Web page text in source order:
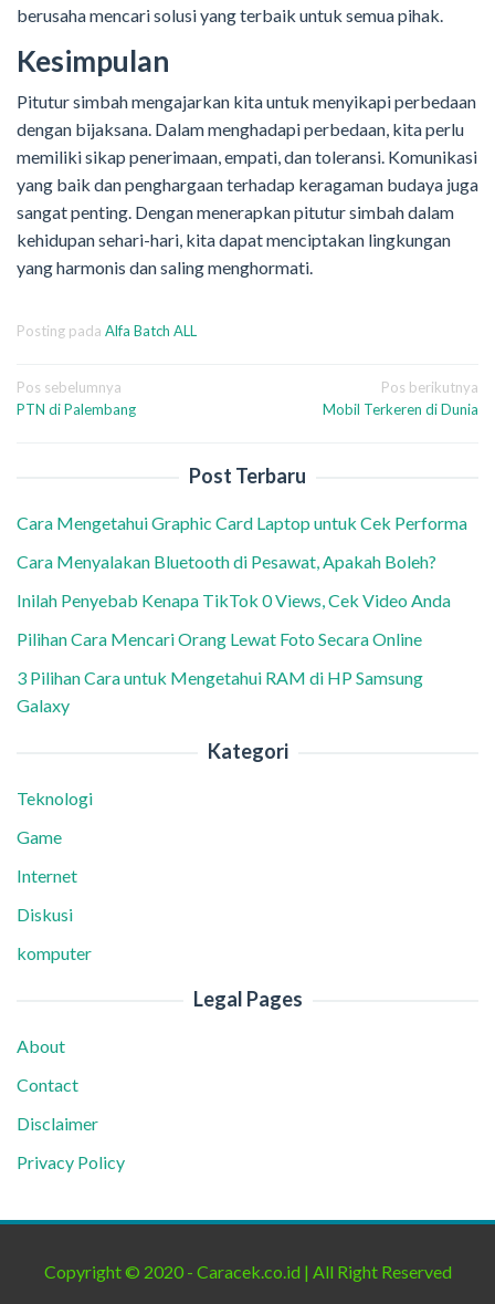
berusaha mencari solusi yang terbaik untuk semua pihak.
Kesimpulan
Pitutur simbah mengajarkan kita untuk menyikapi perbedaan
dengan bijaksana. Dalam menghadapi perbedaan, kita perlu
memiliki sikap penerimaan, empati, dan toleransi. Komunikasi
yang baik dan penghargaan terhadap keragaman budaya juga
sangat penting. Dengan menerapkan pitutur simbah dalam
kehidupan sehari-hari, kita dapat menciptakan lingkungan
yang harmonis dan saling menghormati.
Posting pada Alfa Batch ALL
Navigasi
pos
Pos sebelumnya
PTN di Palembang
Pos berikutnya
Mobil Terkeren di Dunia
Post Terbaru
Cara Mengetahui Graphic Card Laptop untuk Cek Performa
Cara Menyalakan Bluetooth di Pesawat, Apakah Boleh?
Inilah Penyebab Kenapa TikTok 0 Views, Cek Video Anda
Pilihan Cara Mencari Orang Lewat Foto Secara Online
3 Pilihan Cara untuk Mengetahui RAM di HP Samsung
Galaxy
Kategori
Teknologi
Game
Internet
Diskusi
komputer
Legal Pages
About
Contact
Disclaimer
Privacy Policy
Copyright © 2020 - Caracek.co.id | All Right Reserved